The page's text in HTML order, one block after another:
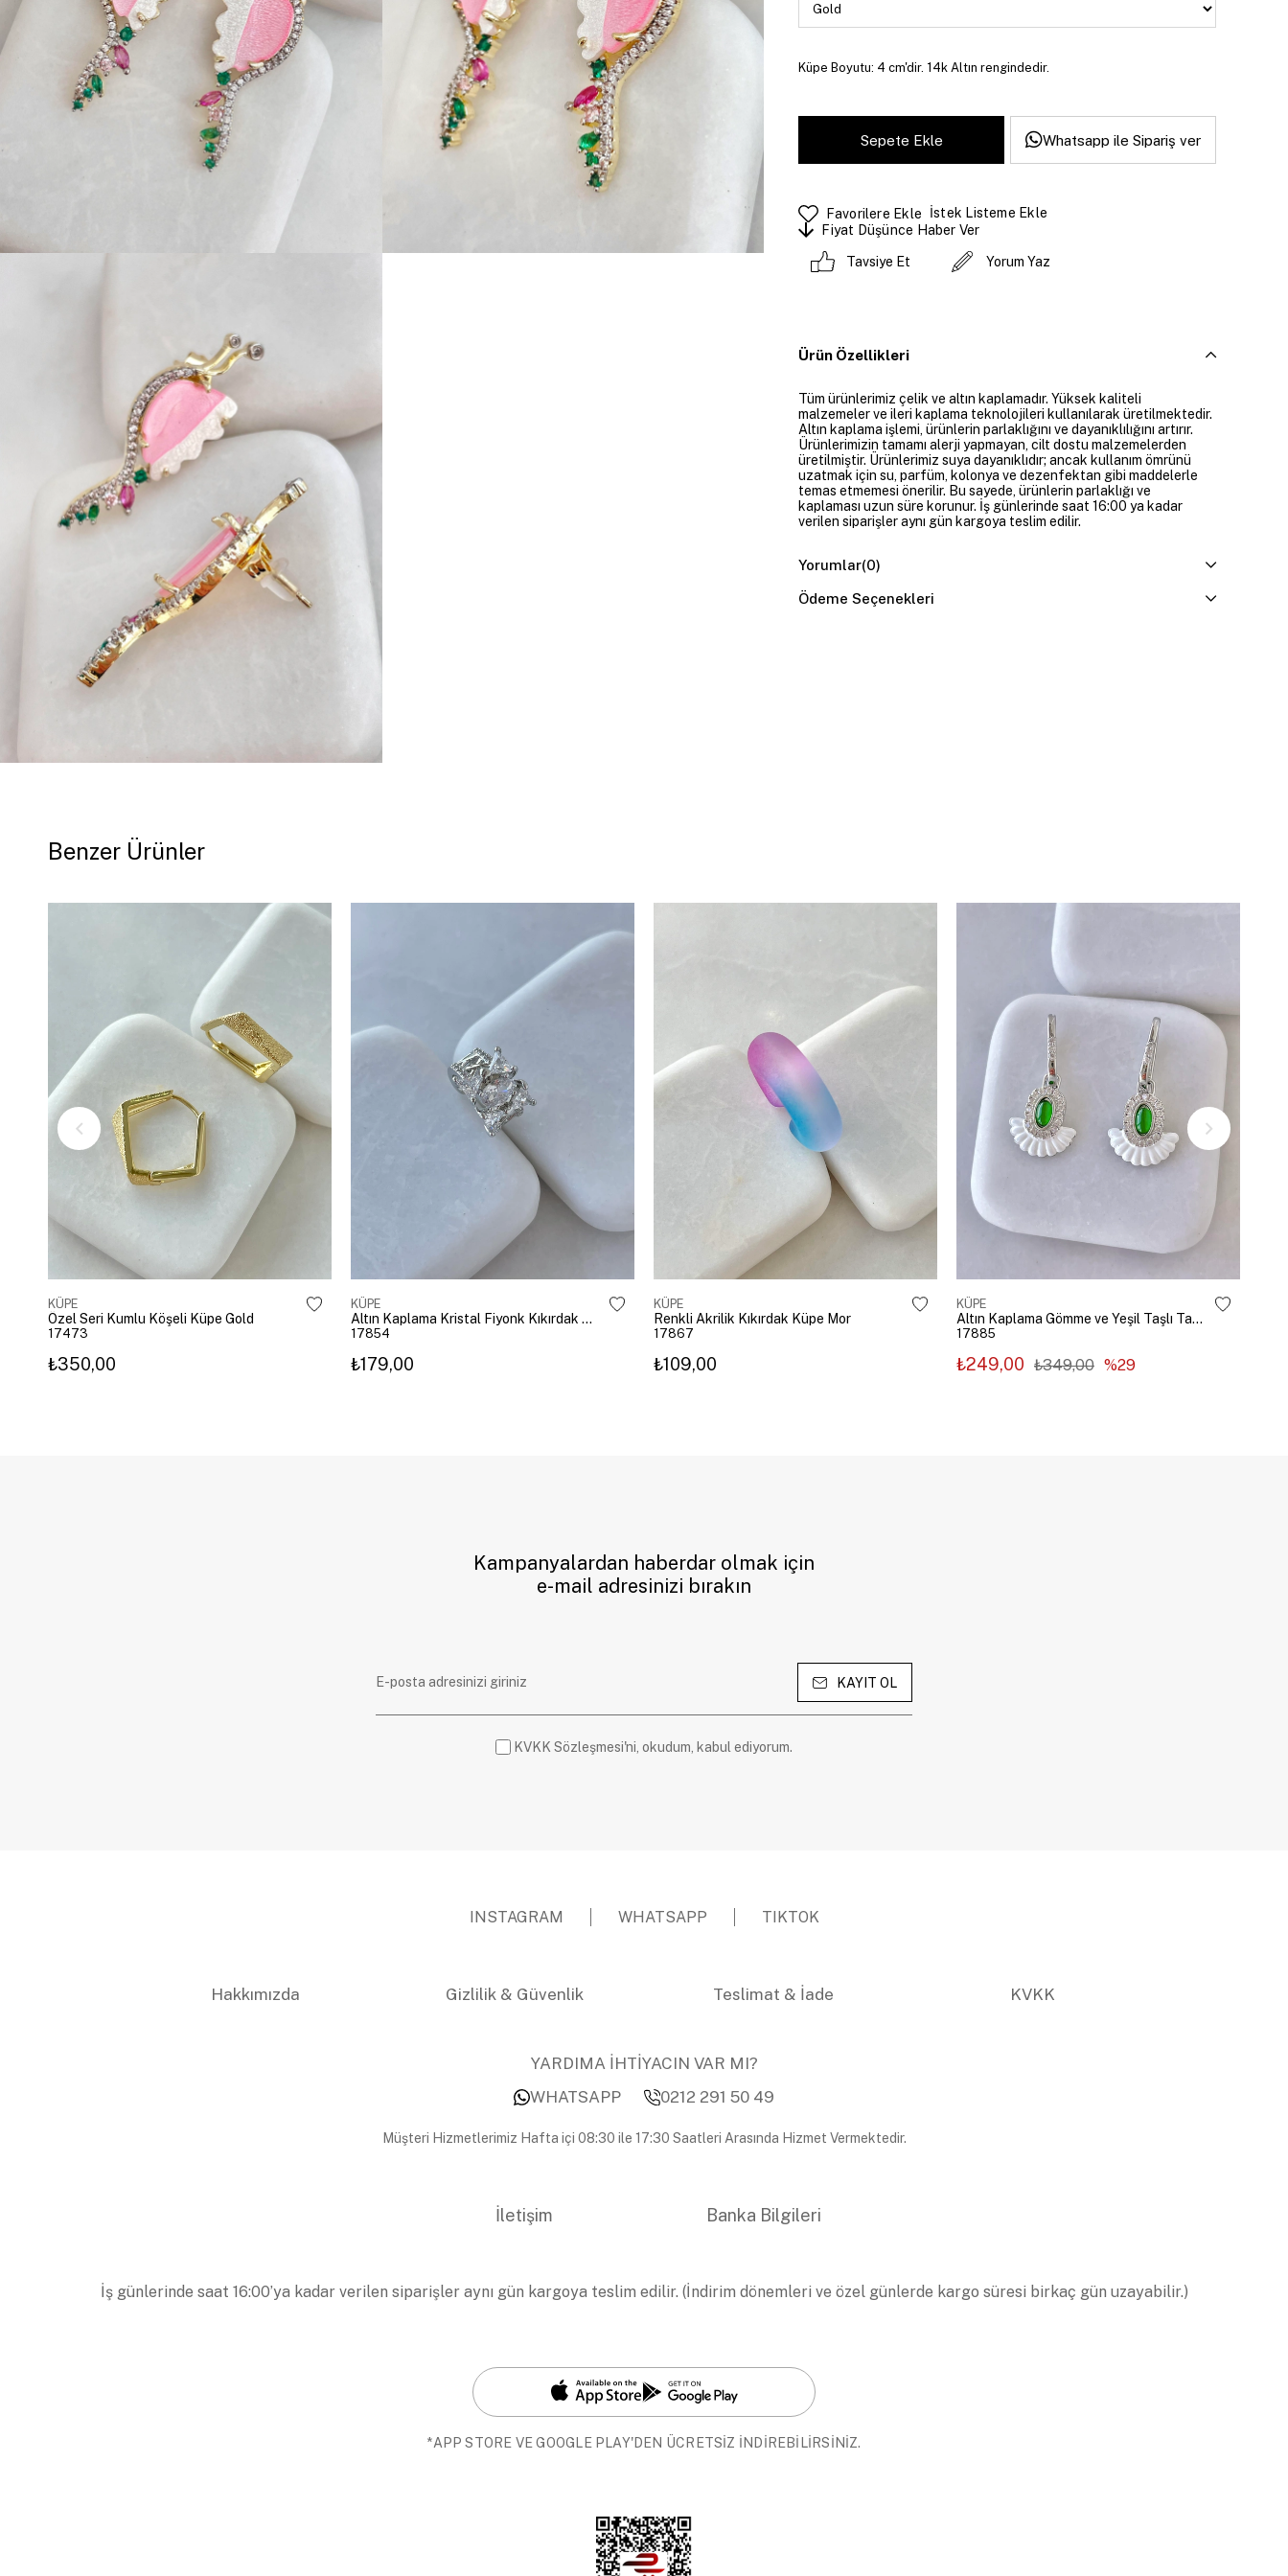
Küpe Boyutu: 4 cm'dir. 14k Altın rengindedir.
Whatsapp ile Sipariş ver
Favorilere Ekle
İstek Listeme Ekle
Fiyat Düşünce Haber Ver
Tavsiye Et Yorum Yaz
Ürün Özellikleri
Tüm ürünlerimiz çelik ve altın kaplamadır. Yüksek kaliteli
malzemeler ve ileri kaplama teknolojileri kullanılarak üretilmektedir.
Altın kaplama işlemi, ürünlerin parlaklığını ve dayanıklılığını artırır.
Ürünlerimizin tamamı alerji yapmayan, cilt dostu malzemelerden
üretilmiştir. Ürünlerimiz suya dayanıklıdır; ancak kullanım ömrünü
uzatmak için su, parfüm, kolonya ve dezenfektan gibi maddelerle
temas etmemesi önerilir. Bu sayede, ürünlerin parlaklığı ve
kaplaması uzun süre korunur. İş günlerinde saat 16:00 ya kadar
verilen siparişler aynı gün kargoya teslim edilir.
Yorumlar(0)
Ödeme Seçenekleri
Benzer Ürünler
KÜPE
Özel Seri Kumlu Köşeli Küpe Gold
17473
₺350,00
KÜPE
Altın Kaplama Kristal Fiyonk Kıkırdak Küpe Gümüş
17854
₺179,00
KÜPE
Renkli Akrilik Kıkırdak Küpe Mor
17867
₺109,00
KÜPE
Altın Kaplama Gömme ve Yeşil Taşlı Tasarım Küpe Gümüş
17885
₺249,00 ₺349,00 %29
Kampanyalardan haberdar olmak için
e-mail adresinizi bırakın
KAYIT OL
KVKK Sözleşmesi'ni, okudum, kabul ediyorum.
INSTAGRAM WHATSAPP TIKTOK
Hakkımızda Gizlilik & Güvenlik Teslimat & İade KVKK
YARDIMA İHTİYACIN VAR MI?
WHATSAPP
0212 291 50 49
Müşteri Hizmetlerimiz Hafta içi 08:30 ile 17:30 Saatleri Arasında Hizmet Vermektedir.
İletişim Banka Bilgileri
İş günlerinde saat 16:00’ya kadar verilen siparişler aynı gün kargoya teslim edilir. (İndirim dönemleri ve özel günlerde kargo süresi birkaç gün uzayabilir.)
*APP STORE VE GOOGLE PLAY'DEN ÜCRETSİZ İNDİREBİLİRSİNİZ.